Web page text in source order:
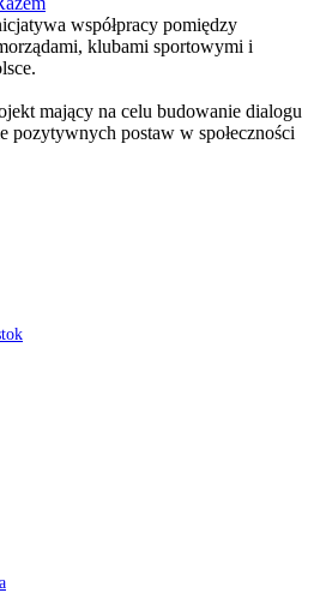
współpracy pomiędzy
klubami sportowymi i
mający na celu budowanie dialogu
pozytywnych postaw w społeczności